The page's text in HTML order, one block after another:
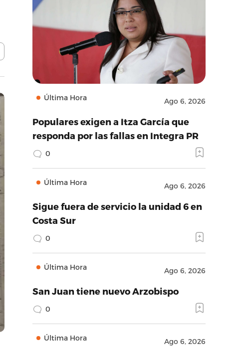
Última Hora Ago 6, 2026
Populares exigen a Itza García que
responda por las fallas en Integra PR
0
Última Hora Ago 6, 2026
Sigue fuera de servicio la unidad 6 en
Costa Sur
0
Última Hora Ago 6, 2026
San Juan tiene nuevo Arzobispo
0
Última Hora Ago 6, 2026